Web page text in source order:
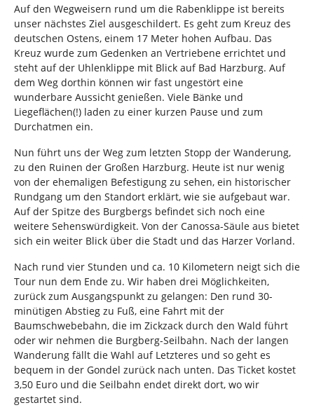
Auf den Wegweisern rund um die Rabenklippe ist bereits
unser nächstes Ziel ausgeschildert. Es geht zum Kreuz des
deutschen Ostens, einem 17 Meter hohen Aufbau. Das
Kreuz wurde zum Gedenken an Vertriebene errichtet und
steht auf der Uhlenklippe mit Blick auf Bad Harzburg. Auf
dem Weg dorthin können wir fast ungestört eine
wunderbare Aussicht genießen. Viele Bänke und
Liegeflächen(!) laden zu einer kurzen Pause und zum
Durchatmen ein.
Nun führt uns der Weg zum letzten Stopp der Wanderung,
zu den Ruinen der Großen Harzburg. Heute ist nur wenig
von der ehemaligen Befestigung zu sehen, ein historischer
Rundgang um den Standort erklärt, wie sie aufgebaut war.
Auf der Spitze des Burgbergs befindet sich noch eine
weitere Sehenswürdigkeit. Von der Canossa-Säule aus bietet
sich ein weiter Blick über die Stadt und das Harzer Vorland.
Nach rund vier Stunden und ca. 10 Kilometern neigt sich die
Tour nun dem Ende zu. Wir haben drei Möglichkeiten,
zurück zum Ausgangspunkt zu gelangen: Den rund 30-
minütigen Abstieg zu Fuß, eine Fahrt mit der
Baumschwebebahn, die im Zickzack durch den Wald führt
oder wir nehmen die Burgberg-Seilbahn. Nach der langen
Wanderung fällt die Wahl auf Letzteres und so geht es
bequem in der Gondel zurück nach unten. Das Ticket kostet
3,50 Euro und die Seilbahn endet direkt dort, wo wir
gestartet sind.